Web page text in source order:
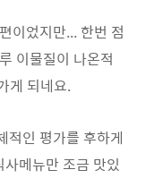
이었지만... 한번 점
이물질이 나온적
게 되네요.
적인 평가를 후하게
메뉴만 조금 맛있